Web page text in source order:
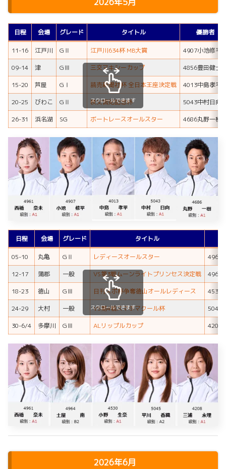
日程 会場 グレード タイトル 優勝者
11-16 江戸川 GⅡ 江戸川634杯 MB大賞
4907小池修平
09-14
津 GⅢ 三交マキシーカップ
4856豊田健士
15-20
芦屋 GⅠ 読売新聞社杯 全日本王座決定戦
4013中島孝平
20-25
びわこ GⅡ 秩父宮妃記念杯
5043中村日向
26-31
浜名湖 SG ボートレースオールスター 4686丸野一樹
スクロールできます
日程 会場 グレード タイトル
05-10 丸亀 GⅡ レディースオールスター
4961
12-17
蒲郡 一般 VS第3戦ムーンライトプリンセス決定戦
4964
18-23
徳山 GⅢ 日刊スポ杯争奪徳山オールレディース
4530
24-29
大村 一般 VS第4戦スマホマクール杯
5045
30-6/4
多摩川 GⅢ ALリップルカップ 4208
スクロールできます
2026年6月